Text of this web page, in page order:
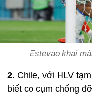
Estevao khai
2. Chile, với HLV
biết co cụm chống